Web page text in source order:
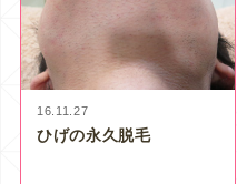
16.11.27
ひげの永久脱毛